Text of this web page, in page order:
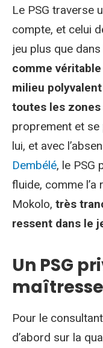
Le PSG traverse
compte, et celui
jeu plus que
comme
milieu
toutes les
proprement et se
lui, et avec
Dembélé, le PSG
fluide, comme l’a
Mokolo, très
ressent dans le
Un PSG
Pour le
d’abord sur la